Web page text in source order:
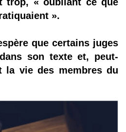
».
que certains juges
son texte et, peut-
la vie des membres du